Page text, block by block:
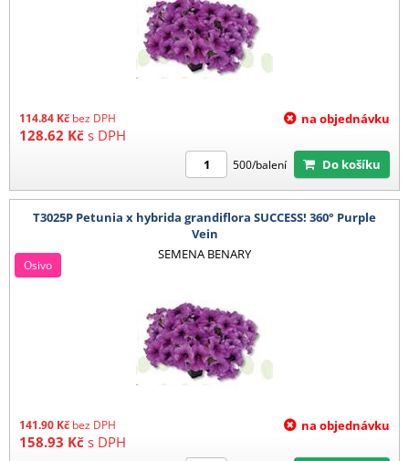
114.84 Kč bez DPH
128.62 Kč s DPH
na objednávku
500/balení Do košíku
T3025P Petunia x hybrida grandiflora SUCCESS! 360° Purple
Vein
SEMENA BENARY
141.90 Kč bez DPH
158.93 Kč s DPH
Osivo
na objednávku